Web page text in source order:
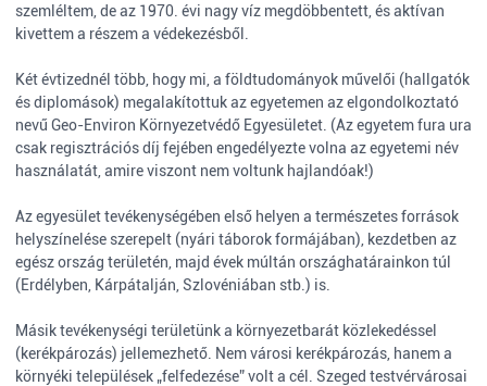
szemléltem, de az 1970. évi nagy víz megdöbbentett, és aktívan
kivettem a részem a védekezésből.
Két évtizednél több, hogy mi, a földtudományok művelői (hallgatók
és diplomások) megalakítottuk az egyetemen az elgondolkoztató
nevű Geo-Environ Környezetvédő Egyesületet. (Az egyetem fura ura
csak regisztrációs díj fejében engedélyezte volna az egyetemi név
használatát, amire viszont nem voltunk hajlandóak!)
Az egyesület tevékenységében első helyen a természetes források
helyszínelése szerepelt (nyári táborok formájában), kezdetben az
egész ország területén, majd évek múltán országhatárainkon túl
(Erdélyben, Kárpátalján, Szlovéniában stb.) is.
Másik tevékenységi területünk a környezetbarát közlekedéssel
(kerékpározás) jellemezhető. Nem városi kerékpározás, hanem a
környéki települések „felfedezése” volt a cél. Szeged testvérvárosai